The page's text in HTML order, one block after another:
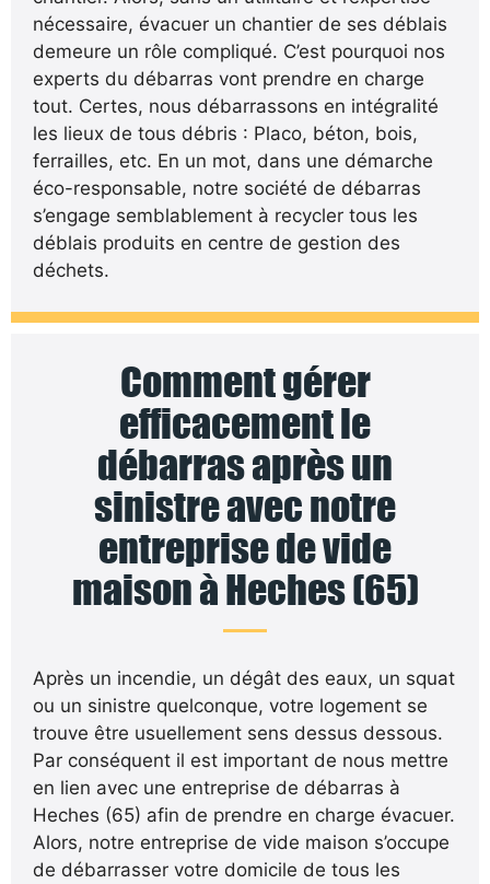
nécessaire, évacuer un chantier de ses déblais
demeure un rôle compliqué. C’est pourquoi nos
experts du débarras vont prendre en charge
tout. Certes, nous débarrassons en intégralité
les lieux de tous débris : Placo, béton, bois,
ferrailles, etc. En un mot, dans une démarche
éco-responsable, notre société de débarras
s’engage semblablement à recycler tous les
déblais produits en centre de gestion des
déchets.
Comment gérer
efficacement le
débarras après un
sinistre avec notre
entreprise de vide
maison à Heches (65)
Après un incendie, un dégât des eaux, un squat
ou un sinistre quelconque, votre logement se
trouve être usuellement sens dessus dessous.
Par conséquent il est important de nous mettre
en lien avec une entreprise de débarras à
Heches (65) afin de prendre en charge évacuer.
Alors, notre entreprise de vide maison s’occupe
de débarrasser votre domicile de tous les